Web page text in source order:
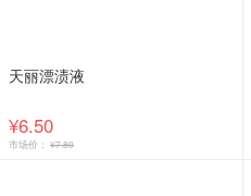
天丽漂渍液
¥6.50
市场价： ¥7.80